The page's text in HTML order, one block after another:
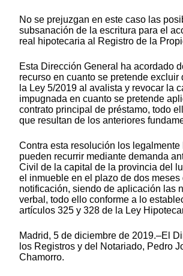
No se prejuzgan en este caso las
subsanación de la escritura para el
real hipotecaria al Registro de la
Esta Dirección General ha acordado
recurso en cuanto se pretende
la Ley 5/2019 al avalista y revocar la
impugnada en cuanto se pretende
contrato principal de préstamo, todo
que resultan de los anteriores
Contra esta resolución los legalmente
pueden recurrir mediante demanda
Civil de la capital de la provincia del
el inmueble en el plazo de dos meses
notificación, siendo de aplicación las
verbal, todo ello conforme a lo
artículos 325 y 328 de la Ley
Madrid, 5 de diciembre de 2019.–El
los Registros y del Notariado, Pedro
Chamorro.